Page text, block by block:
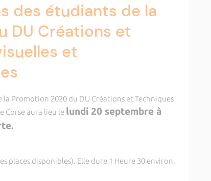
des étudiants de la
DU Créations et
et
Promotion 2020 du DU Créations et Techniques
Corse aura lieu le lundi 20 septembre à
places disponibles). Elle dure 1 Heure 30 environ.